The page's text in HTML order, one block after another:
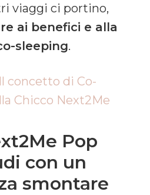
viaggi ci portino,
ai benefici e alla
sleeping.
Il concetto di Co-
Chicco Next2Me
Pop
con un
smontare